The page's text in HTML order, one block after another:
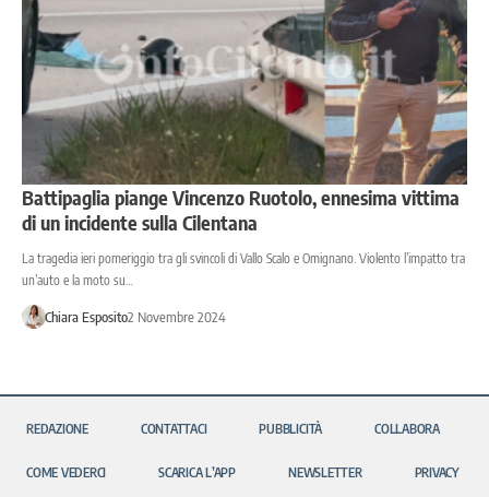
Battipaglia piange Vincenzo Ruotolo, ennesima vittima
di un incidente sulla Cilentana
La tragedia ieri pomeriggio tra gli svincoli di Vallo Scalo e Omignano. Violento l’impatto tra
un’auto e la moto su…
Chiara Esposito2 Novembre 2024
REDAZIONE CONTATTACI PUBBLICITÀ COLLABORA
COME VEDERCI SCARICA L’APP NEWSLETTER PRIVACY